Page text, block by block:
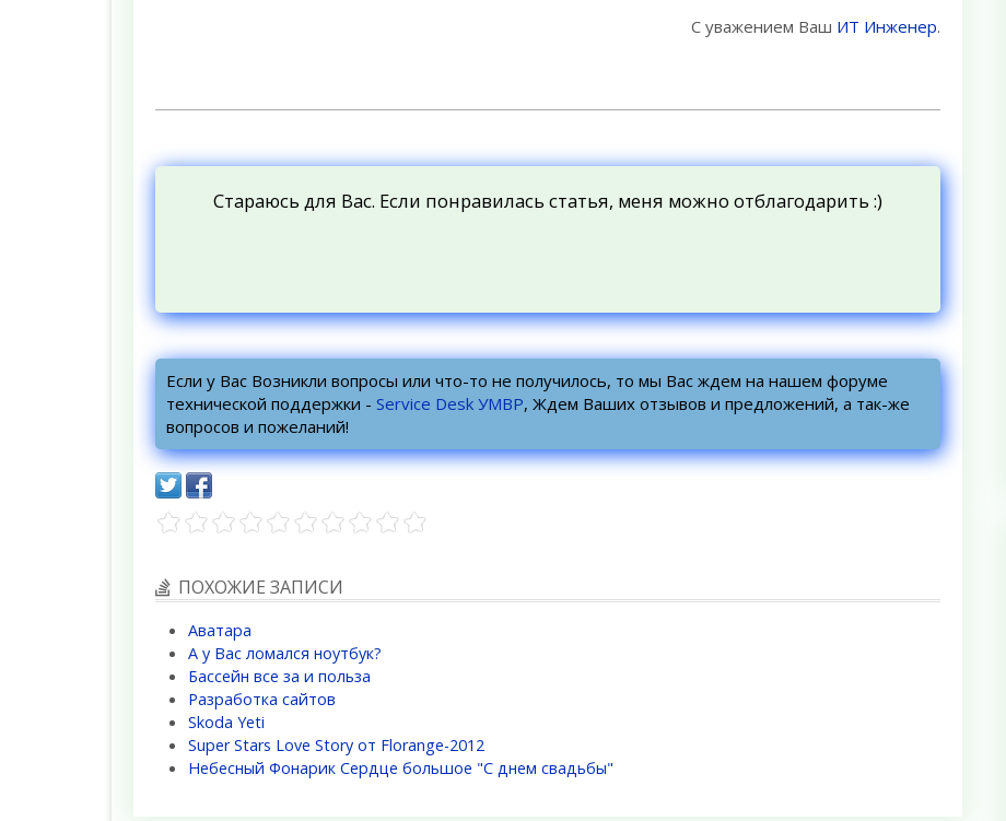
С уважением Ваш ИТ Инженер.
Стараюсь для Вас. Если понравилась статья, меня можно отблагодарить :)
Если у Вас Возникли вопросы или что-то не получилось, то мы Вас ждем на нашем форуме
технической поддержки - Service Desk УМВР, Ждем Ваших отзывов и предложений, а так-же
вопросов и пожеланий!
ПОХОЖИЕ ЗАПИСИ
Аватара
А у Вас ломался ноутбук?
Бассейн все за и польза
Разработка сайтов
Skoda Yeti
Super Stars Love Story от Florange-2012
Небесный Фонарик Сердце большое "С днем свадьбы"